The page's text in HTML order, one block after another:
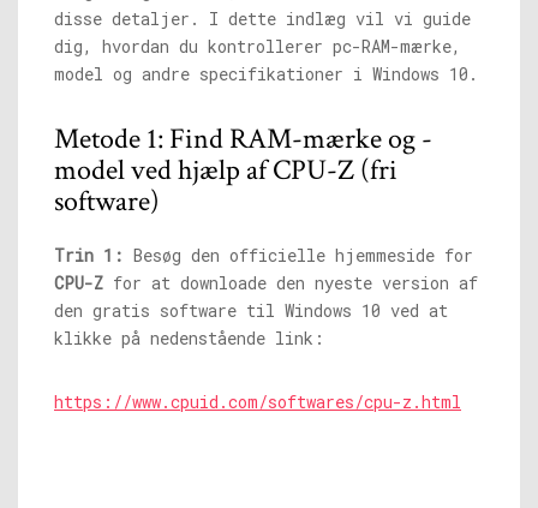
disse detaljer. I dette indlæg vil vi guide
dig, hvordan du kontrollerer pc-RAM-mærke,
model og andre specifikationer i Windows 10.
Metode 1: Find RAM-mærke og -
model ved hjælp af CPU-Z (fri
software)
Trin 1: Besøg den officielle hjemmeside for
CPU-Z for at downloade den nyeste version af
den gratis software til Windows 10 ved at
klikke på nedenstående link:
https://www.cpuid.com/softwares/cpu-z.html